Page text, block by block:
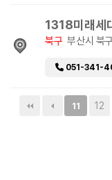
1318미래세
북구 부산시 북
051-341-
11 12